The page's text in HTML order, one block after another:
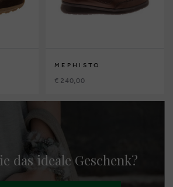
MEPHISTO
€ 240,00
das ideale Geschenk?